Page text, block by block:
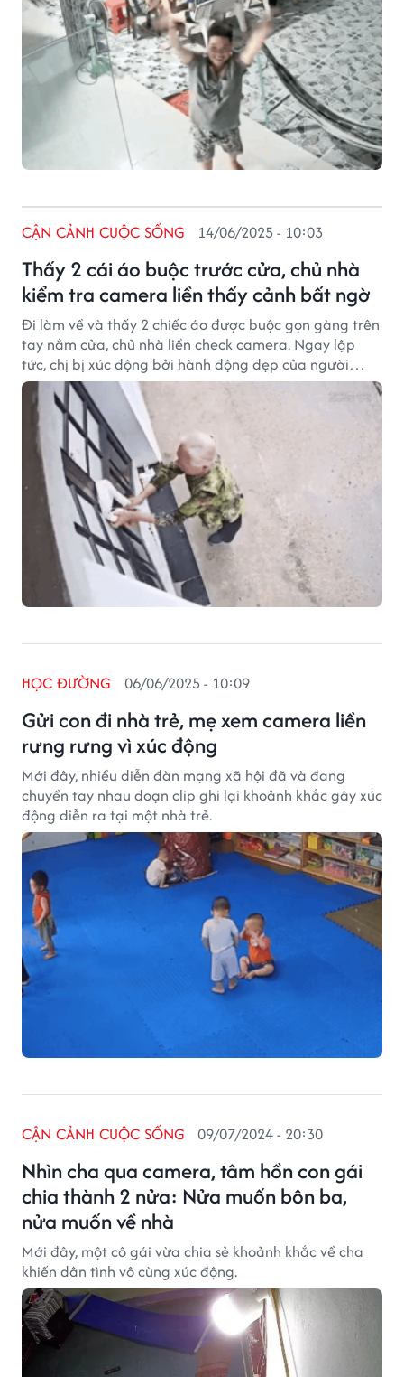
Thấy 2 cái áo buộc trước cửa, chủ nhà
kiểm tra camera liền thấy cảnh bất ngờ
CẬN CẢNH CUỘC SỐNG 14/06/2025 - 10:03
Đi làm về và thấy 2 chiếc áo được buộc gọn gàng trên
tay nắm cửa, chủ nhà liền check camera. Ngay lập
tức, chị bị xúc động bởi hành động đẹp của người
hàng xóm.
Gửi con đi nhà trẻ, mẹ xem camera liền
rưng rưng vì xúc động
HỌC ĐƯỜNG 06/06/2025 - 10:09
Mới đây, nhiều diễn đàn mạng xã hội đã và đang
chuyền tay nhau đoạn clip ghi lại khoảnh khắc gây xúc
động diễn ra tại một nhà trẻ.
Nhìn cha qua camera, tâm hồn con gái
chia thành 2 nửa: Nửa muốn bôn ba,
nửa muốn về nhà
CẬN CẢNH CUỘC SỐNG 09/07/2024 - 20:30
Mới đây, một cô gái vừa chia sẻ khoảnh khắc về cha
khiến dân tình vô cùng xúc động.